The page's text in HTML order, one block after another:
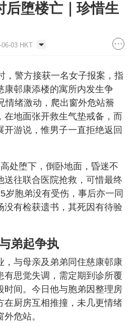
后堕楼亡｜珍惜生
03 HKT
，警方接获一名女子报案，指
康邨康添楼的寓所内发生争
情绪激动，爬出窗外危站簷
在地面张开救生气垫戒备，而
开游说，惟男子一直拒绝返回
处堕下，倒卧地面，昏迷不
送往联合医院抢救，可惜最终
岁胞弟没有受伤，事后亦一同
没有检获遗书，其死因有待验
弟起争执
，与母亲及弟弟同住慈康邨康
有思觉失调，需定期到诊所覆
时间。今日他与胞弟因整理房
在厨房互相推撞，未几更情绪
危站。